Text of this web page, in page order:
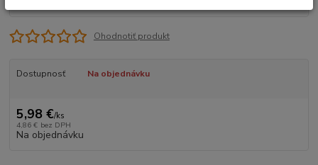
Ohodnotiť produkt
Dostupnosť Na objednávku
5,98 €/ks
4,86 € bez DPH
Na objednávku